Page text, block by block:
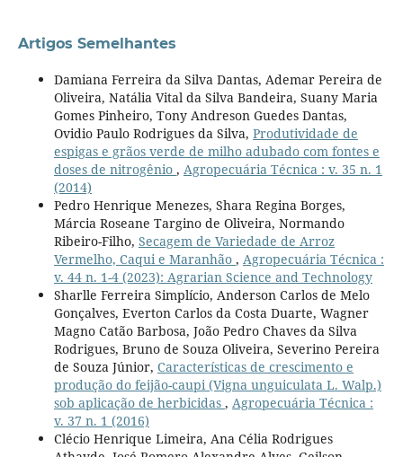
Artigos Semelhantes
Damiana Ferreira da Silva Dantas, Ademar Pereira de
Oliveira, Natália Vital da Silva Bandeira, Suany Maria
Gomes Pinheiro, Tony Andreson Guedes Dantas,
Ovidio Paulo Rodrigues da Silva, Produtividade de
espigas e grãos verde de milho adubado com fontes e
doses de nitrogênio , Agropecuária Técnica : v. 35 n. 1
(2014)
Pedro Henrique Menezes, Shara Regina Borges,
Márcia Roseane Targino de Oliveira, Normando
Ribeiro-Filho, Secagem de Variedade de Arroz
Vermelho, Caqui e Maranhão , Agropecuária Técnica :
v. 44 n. 1-4 (2023): Agrarian Science and Technology
Sharlle Ferreira Simplício, Anderson Carlos de Melo
Gonçalves, Everton Carlos da Costa Duarte, Wagner
Magno Catão Barbosa, João Pedro Chaves da Silva
Rodrigues, Bruno de Souza Oliveira, Severino Pereira
de Souza Júnior, Características de crescimento e
produção do feijão-caupi (Vigna unguiculata L. Walp.)
sob aplicação de herbicidas , Agropecuária Técnica :
v. 37 n. 1 (2016)
Clécio Henrique Limeira, Ana Célia Rodrigues